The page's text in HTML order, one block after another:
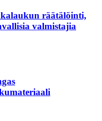
räätälöinti,
valmistajia